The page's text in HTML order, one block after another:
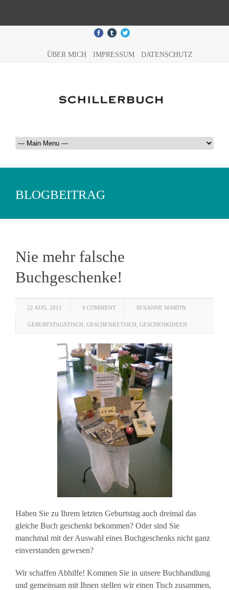
ÜBER MICH IMPRESSUM DATENSCHUTZ
BLOGBEITRAG
Nie mehr falsche
Buchgeschenke!
22 AUG. 2011 0 COMMENT SUSANNE MARTIN
GEBURTSTAGSTISCH GESCHENKETISCH GESCHENKIDEEN
Haben Sie zu Ihrem letzten Geburtstag auch dreimal das
gleiche Buch geschenkt bekommen? Oder sind Sie
manchmal mit der Auswahl eines Buchgeschenks nicht ganz
einverstanden gewesen?
Wir schaffen Abhilfe! Kommen Sie in unsere Buchhandlung
und gemeinsam mit Ihnen stellen wir einen Tisch zusammen,